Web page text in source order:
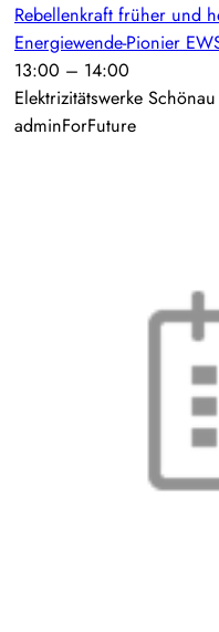
Rebellenkraft früher und
Energiewende-Pionier
13:00 – 14:00
Elektrizitätswerke
adminForFuture